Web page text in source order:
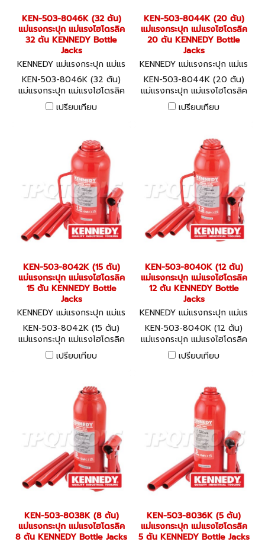
KEN-503-8046K (32 ตัน)
แม่แรงกระปุก แม่แรงไฮโดรลิค
32 ตัน KENNEDY Bottle
Jacks
KENNEDY แม่แรงกระปุก แม่แร
งไฮโดรลิค KEN-503-8046K
KEN-503-8046K (32 ตัน)
แม่แรงกระปุก แม่แรงไฮโดรลิค
32 ตัน KENNEDY Bottle
Jacks
เปรียบเทียบ
KEN-503-8044K (20 ตัน)
แม่แรงกระปุก แม่แรงไฮโดรลิค
20 ตัน KENNEDY Bottle
Jacks
KENNEDY แม่แรงกระปุก แม่แร
งไฮโดรลิค KEN-503-8044K
KEN-503-8044K (20 ตัน)
แม่แรงกระปุก แม่แรงไฮโดรลิค
20 ตัน KENNEDY Bottle
Jacks
เปรียบเทียบ
KEN-503-8042K (15 ตัน)
แม่แรงกระปุก แม่แรงไฮโดรลิค
15 ตัน KENNEDY Bottle
Jacks
KENNEDY แม่แรงกระปุก แม่แร
งไฮโดรลิค KEN-503-8042K
KEN-503-8042K (15 ตัน)
แม่แรงกระปุก แม่แรงไฮโดรลิค
15 ตัน KENNEDY Bottle Jacks
เปรียบเทียบ
KEN-503-8040K (12 ตัน)
แม่แรงกระปุก แม่แรงไฮโดรลิค
12 ตัน KENNEDY Bottle
Jacks
KENNEDY แม่แรงกระปุก แม่แร
งไฮโดรลิค KEN-503-8040K
KEN-503-8040K (12 ตัน)
แม่แรงกระปุก แม่แรงไฮโดรลิค
12 ตัน KENNEDY Bottle
Jacks
เปรียบเทียบ
KEN-503-8038K (8 ตัน)
แม่แรงกระปุก แม่แรงไฮโดรลิค
8 ตัน KENNEDY Bottle Jacks
KEN-503-8036K (5 ตัน)
แม่แรงกระปุก แม่แรงไฮโดรลิค
5 ตัน KENNEDY Bottle Jacks